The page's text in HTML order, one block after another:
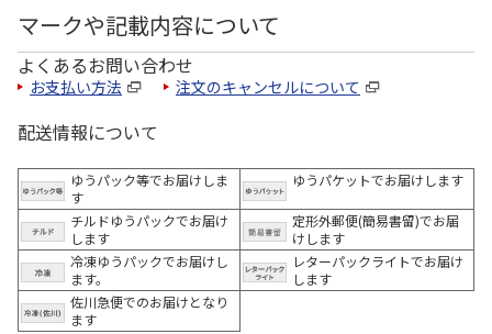
マークや記載内容について
よくあるお問い合わせ
お支払い方法 注文のキャンセルについて
配送情報について
ゆうパック等でお届けしま
す
ゆうパケットでお届けします
チルドゆうパックでお届け
します
定形外郵便(簡易書留)でお届
けします
冷凍ゆうパックでお届けし
ます。
レターパックライトでお届け
します
佐川急便でのお届けとなり
ます